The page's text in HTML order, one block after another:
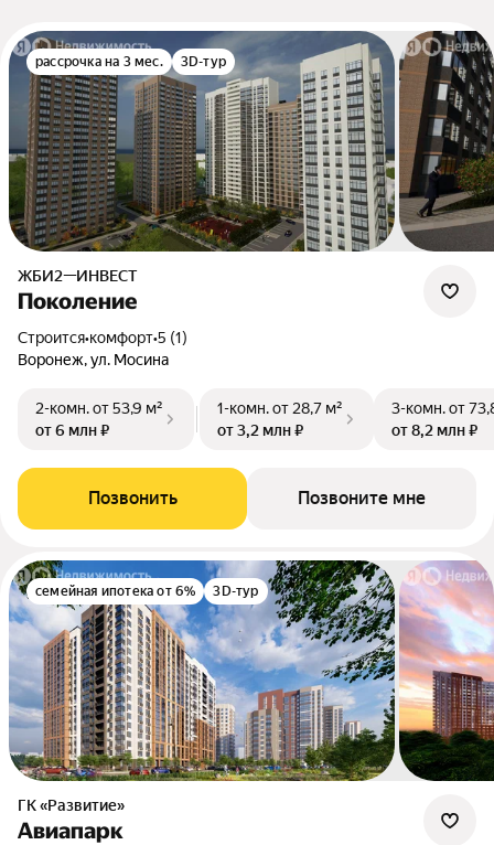
рассрочка на 3 мес. 3D-тур
ЖБИ2—ИНВЕСТ
Поколение
Строится•комфорт•5 (1)
Воронеж, ул. Мосина
2-комн.от 53,9 м²
от 6 млн ₽
1-комн.от 28,7 м²
от 3,2 млн ₽
3-комн.от
от 8,2 млн ₽
Позвонить Позвоните мне
семейная ипотека от 6% 3D-тур
ГК «Развитие»
Авиапарк